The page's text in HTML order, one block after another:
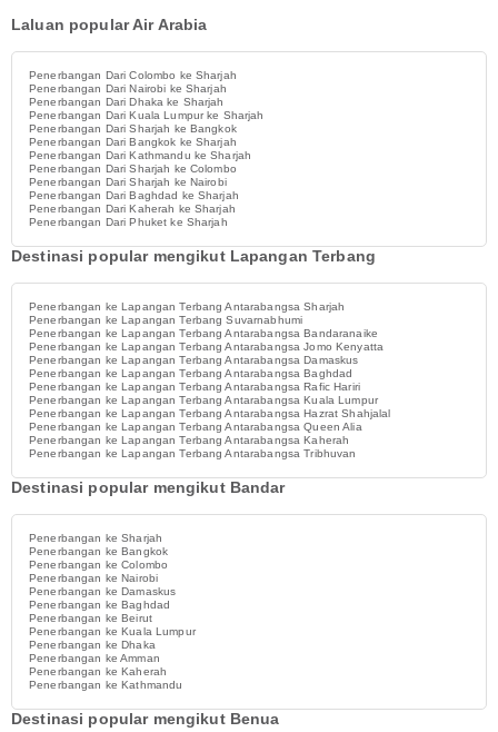
Laluan popular Air Arabia
Penerbangan Dari Colombo ke Sharjah
Penerbangan Dari Nairobi ke Sharjah
Penerbangan Dari Dhaka ke Sharjah
Penerbangan Dari Kuala Lumpur ke Sharjah
Penerbangan Dari Sharjah ke Bangkok
Penerbangan Dari Bangkok ke Sharjah
Penerbangan Dari Kathmandu ke Sharjah
Penerbangan Dari Sharjah ke Colombo
Penerbangan Dari Sharjah ke Nairobi
Penerbangan Dari Baghdad ke Sharjah
Penerbangan Dari Kaherah ke Sharjah
Penerbangan Dari Phuket ke Sharjah
Destinasi popular mengikut Lapangan Terbang
Penerbangan ke Lapangan Terbang Antarabangsa Sharjah
Penerbangan ke Lapangan Terbang Suvarnabhumi
Penerbangan ke Lapangan Terbang Antarabangsa Bandaranaike
Penerbangan ke Lapangan Terbang Antarabangsa Jomo Kenyatta
Penerbangan ke Lapangan Terbang Antarabangsa Damaskus
Penerbangan ke Lapangan Terbang Antarabangsa Baghdad
Penerbangan ke Lapangan Terbang Antarabangsa Rafic Hariri
Penerbangan ke Lapangan Terbang Antarabangsa Kuala Lumpur
Penerbangan ke Lapangan Terbang Antarabangsa Hazrat Shahjalal
Penerbangan ke Lapangan Terbang Antarabangsa Queen Alia
Penerbangan ke Lapangan Terbang Antarabangsa Kaherah
Penerbangan ke Lapangan Terbang Antarabangsa Tribhuvan
Destinasi popular mengikut Bandar
Penerbangan ke Sharjah
Penerbangan ke Bangkok
Penerbangan ke Colombo
Penerbangan ke Nairobi
Penerbangan ke Damaskus
Penerbangan ke Baghdad
Penerbangan ke Beirut
Penerbangan ke Kuala Lumpur
Penerbangan ke Dhaka
Penerbangan ke Amman
Penerbangan ke Kaherah
Penerbangan ke Kathmandu
Destinasi popular mengikut Benua